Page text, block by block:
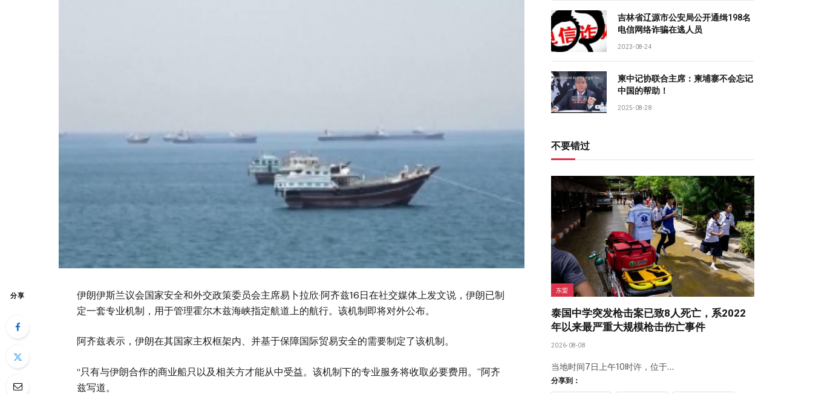
分享
伊朗伊斯兰议会国家安全和外交政策委员会主席易卜拉欣·阿齐兹16日在社交媒体上发文说，伊朗已制
定一套专业机制，用于管理霍尔木兹海峡指定航道上的航行。该机制即将对外公布。
阿齐兹表示，伊朗在其国家主权框架内、并基于保障国际贸易安全的需要制定了该机制。
“只有与伊朗合作的商业船只以及相关方才能从中受益。该机制下的专业服务将收取必要费用。”阿齐
兹写道。
吉林省辽源市公安局公开通缉198名
电信网络诈骗在逃人员
2023-08-24
柬中记协联合主席：柬埔寨不会忘记
中国的帮助！
2025-08-28
不要错过
东盟
泰国中学突发枪击案已致8人死亡，系2022
年以来最严重大规模枪击伤亡事件
2026-08-08
当地时间7日上午10时许，位于…
分享到：